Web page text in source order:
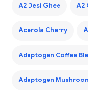
A2 Desi Ghee A2
Acerola Cherry
Adaptogen Coffee
Adaptogen